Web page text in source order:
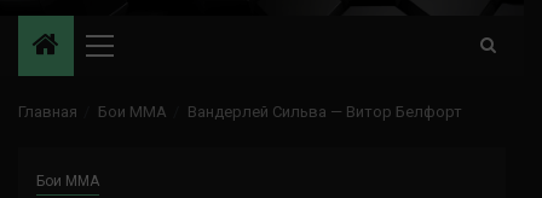
Основное
Главная Бои ММА Вандерлей Сильва — Витор Белфорт
Бои ММА